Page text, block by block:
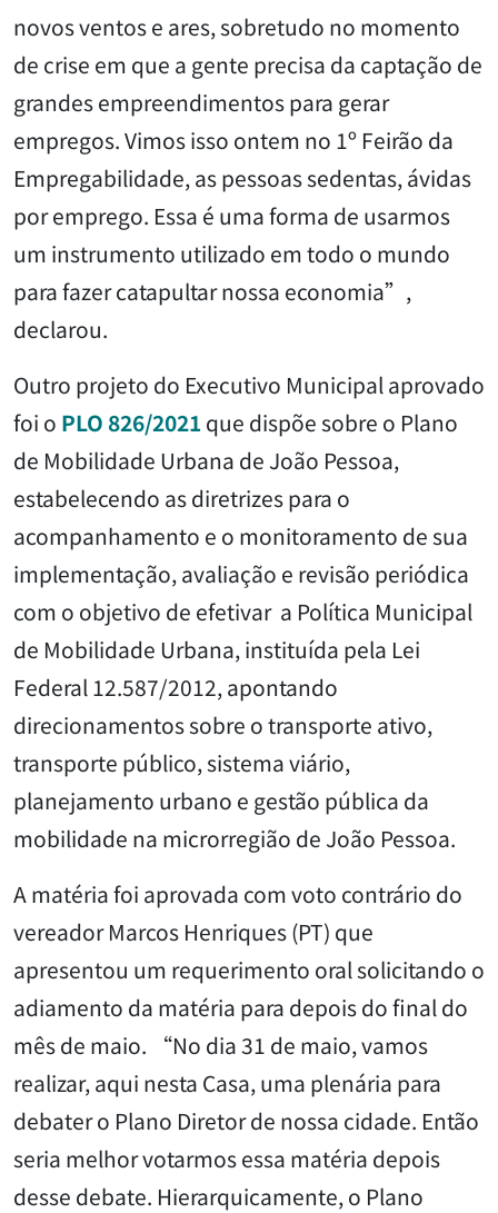
novos ventos e ares, sobretudo no momento
de crise em que a gente precisa da captação de
grandes empreendimentos para gerar
empregos. Vimos isso ontem no 1º Feirão da
Empregabilidade, as pessoas sedentas, ávidas
por emprego. Essa é uma forma de usarmos
um instrumento utilizado em todo o mundo
para fazer catapultar nossa economia”,
declarou.
Outro projeto do Executivo Municipal aprovado
foi o PLO 826/2021que dispõe sobre o Plano
de Mobilidade Urbana de João Pessoa,
estabelecendo as diretrizes para o
acompanhamento e o monitoramento de sua
implementação, avaliação e revisão periódica
com o objetivo de efetivar a Política Municipal
de Mobilidade Urbana, instituída pela Lei
Federal 12.587/2012, apontando
direcionamentos sobre o transporte ativo,
transporte público, sistema viário,
planejamento urbano e gestão pública da
mobilidade na microrregião de João Pessoa.
A matéria foi aprovada com voto contrário do
vereador Marcos Henriques (PT) que
apresentou um requerimento oral solicitando o
adiamento da matéria para depois do final do
mês de maio. “No dia 31 de maio, vamos
realizar, aqui nesta Casa, uma plenária para
debater o Plano Diretor de nossa cidade. Então
seria melhor votarmos essa matéria depois
desse debate. Hierarquicamente, o Plano